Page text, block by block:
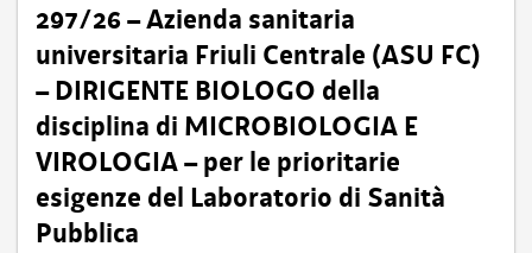
297/26 – Azienda sanitaria
universitaria Friuli Centrale (ASU FC)
– DIRIGENTE BIOLOGO della
disciplina di MICROBIOLOGIA E
VIROLOGIA – per le prioritarie
esigenze del Laboratorio di Sanità
Pubblica